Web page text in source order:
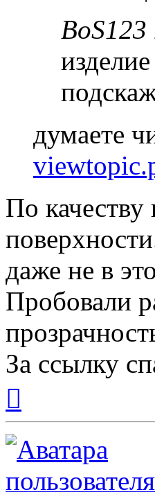
BoS123
думаете
По качеству
даже не в
Пробовали
За ссылку
началу